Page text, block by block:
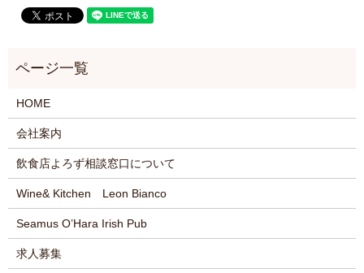
HOME
会社案内
飲食店よろず相談窓口について
Wine& Kitchen Leon Bianco
Seamus O’Hara Irish Pub
求人募集